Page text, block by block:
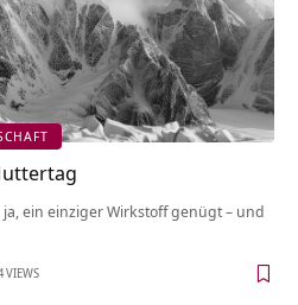
ein einziger Wirkstoff genügt – und
VIEWS